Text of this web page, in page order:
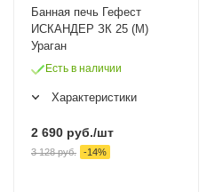
Банная печь Гефест
ИСКАНДЕР ЗК 25 (М)
Ураган
Есть в наличии
Характеристики
2 690 руб./шт
3 128руб. -14%